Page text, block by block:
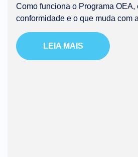
Como funciona o Programa OEA,
conformidade e o que muda com
LEIA MAIS